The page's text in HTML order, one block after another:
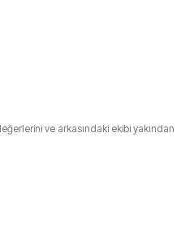
ve arkasındaki ekibi yakından